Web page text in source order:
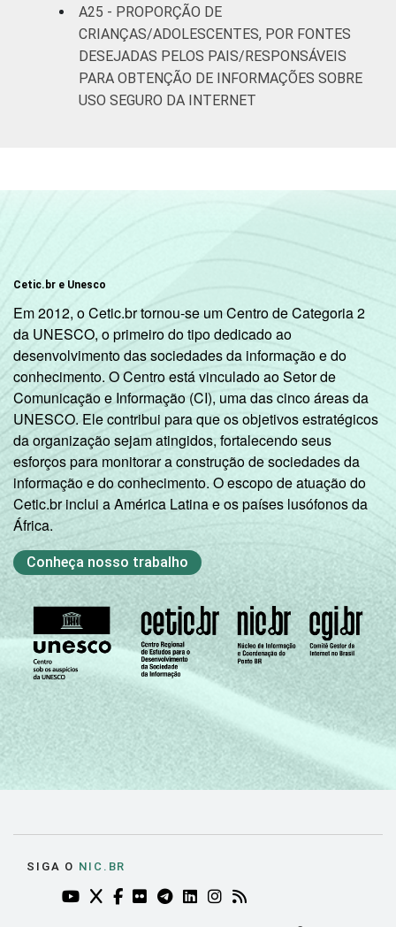
A25 - PROPORÇÃO DE
CRIANÇAS/ADOLESCENTES, POR FONTES
DESEJADAS PELOS PAIS/RESPONSÁVEIS
PARA OBTENÇÃO DE INFORMAÇÕES SOBRE
USO SEGURO DA INTERNET
Cetic.br e Unesco
Em 2012, o Cetic.br tornou-se um Centro de Categoria 2
da UNESCO, o primeiro do tipo dedicado ao
desenvolvimento das sociedades da informação e do
conhecimento. O Centro está vinculado ao Setor de
Comunicação e Informação (CI), uma das cinco áreas da
UNESCO. Ele contribui para que os objetivos estratégicos
da organização sejam atingidos, fortalecendo seus
esforços para monitorar a construção de sociedades da
informação e do conhecimento. O escopo de atuação do
Cetic.br inclui a América Latina e os países lusófonos da
África.
Conheça nosso trabalho
SIGA O NIC.BR
YOUTUBE DO NIC.BR (ABRE EM NOVA ABA)
TWITTER DO NIC.BR (ABRE EM NOVA ABA)
FACEBOOK DO NIC.BR (ABRE EM NOVA
FLICKR DO NIC.BR (ABRE EM NOVA
TELEGRAM DO NIC.BR (ABRE EM
LINKEDIN DO NIC.BR (ABRE
INSTAGRAM DO NIC.BR
RSS DO NIC.BR (ABRE